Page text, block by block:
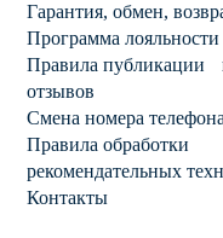
Гарантия, обмен,
Программа лояльности
Правила публикации
отзывов
Смена номера телефона
Правила обработки
рекомендательных
Контакты